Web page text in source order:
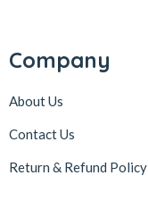
Company
About Us
Contact Us
Return & Refund Policy